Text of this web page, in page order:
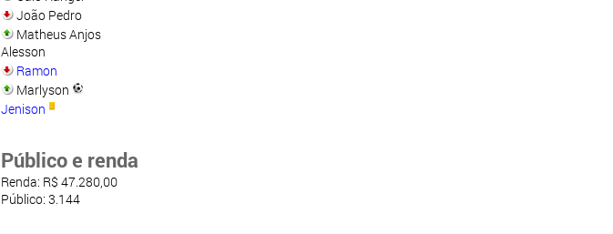
João Pedro
Matheus Anjos
Alesson
Ramon
Marlyson
Jenison
Público e renda
Renda: R$ 47.280,00
Público: 3.144